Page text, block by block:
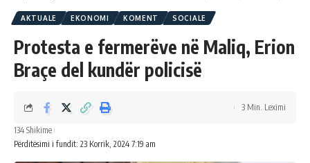
AKTUALE EKONOMI KOMENT SOCIALE
Protesta e fermerëve në Maliq, Erion
Braçe del kundër policisë
Përditësimi i fundit: 23 Korrik, 2024 7:19 am
134 Shikime
3 Min. Leximi